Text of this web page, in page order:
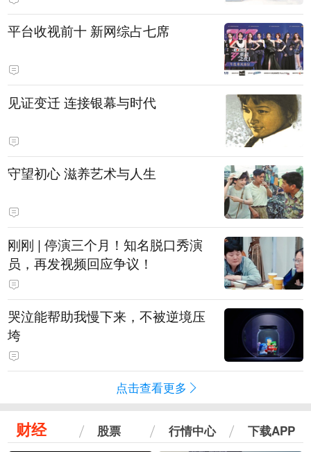
平台收视前十 新网综占七席
见证变迁 连接银幕与时代
守望初心 滋养艺术与人生
刚刚 | 停演三个月！知名脱口秀演
员，再发视频回应争议！
哭泣能帮助我慢下来，不被逆境压
垮
点击查看更多
财经 股票 行情中心 下载APP